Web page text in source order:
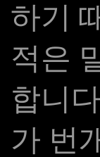
하기
적은
합니
가 번